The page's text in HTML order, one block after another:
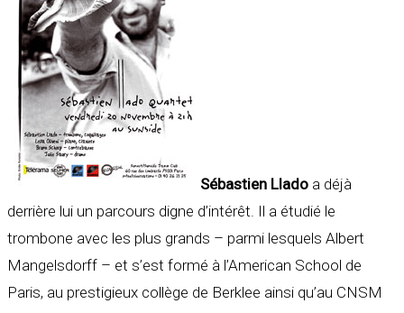
Sébastien Llado a déjà
derrière lui un parcours digne d’intérêt. Il a étudié le
trombone avec les plus grands – parmi lesquels Albert
Mangelsdorff – et s’est formé à l’American School de
Paris, au prestigieux collège de Berklee ainsi qu’au CNSM